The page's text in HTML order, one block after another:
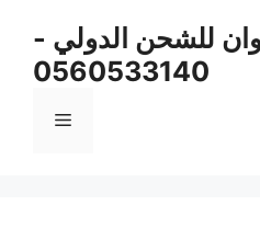
للشحن الدولي -
0560533140
القائمة